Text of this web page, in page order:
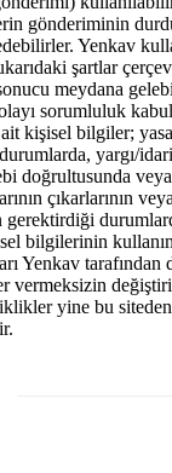
gönderiminin
Yenkav
şartlar
meydana
sorumluluk
kişisel bilgiler;
yargı/
doğrultusunda
çıkarlarının
gerektirdiği
bilgilerinin
Yenkav tarafından
vermeksizin
yine bu